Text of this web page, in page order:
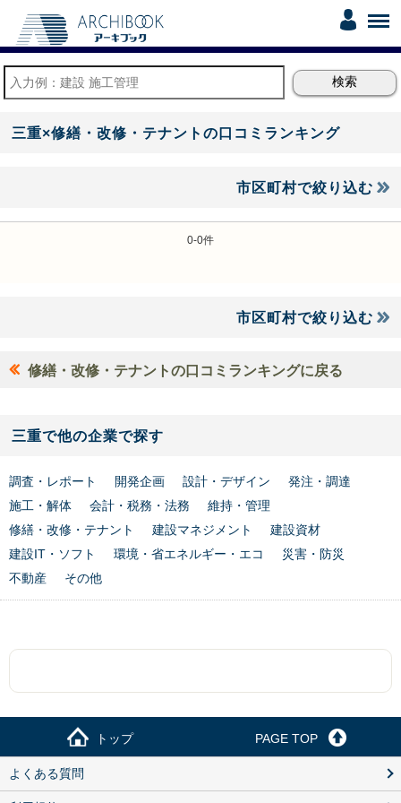
三重×修繕・改修・テナントの口コミランキング
市区町村で絞り込む
0-0件
市区町村で絞り込む
修繕・改修・テナントの口コミランキングに戻る
三重で他の企業で探す
調査・レポート 開発企画 設計・デザイン
発注・調達
施工・解体
会計・税務・法務
維持・管理
修繕・改修・テナント
建設マネジメント
建設資材
建設IT・ソフト
環境・省エネルギー・エコ
災害・防災
不動産
その他
トップ PAGE TOP
よくある質問